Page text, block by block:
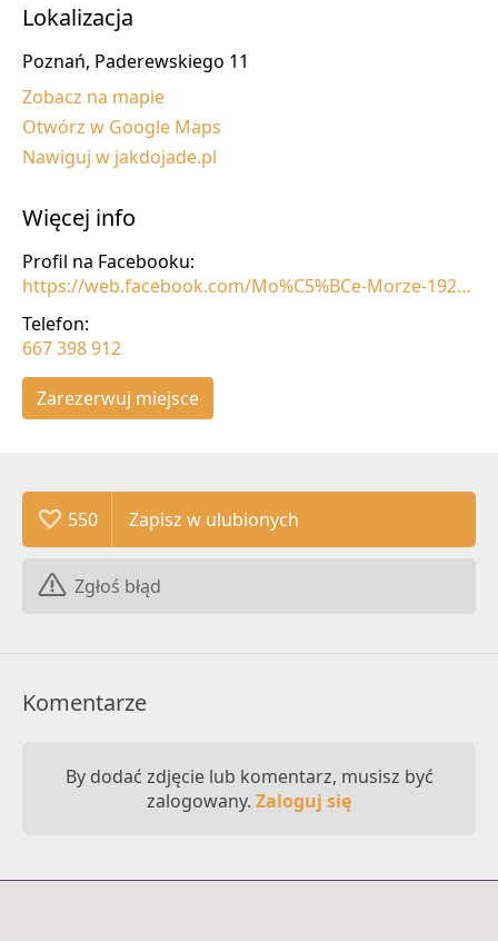
Lokalizacja
Poznań, Paderewskiego 11
Zobacz na mapie
Otwórz w Google Maps
Nawiguj w jakdojade.pl
Więcej info
Profil na Facebooku:
https://web.facebook.com/Mo%C5%BCe-Morze-1925136957712403/info/
Telefon:
667 398 912
Zarezerwuj miejsce
550
Zgłoś błąd
Komentarze
By dodać zdjęcie lub komentarz, musisz być
zalogowany. Zaloguj się